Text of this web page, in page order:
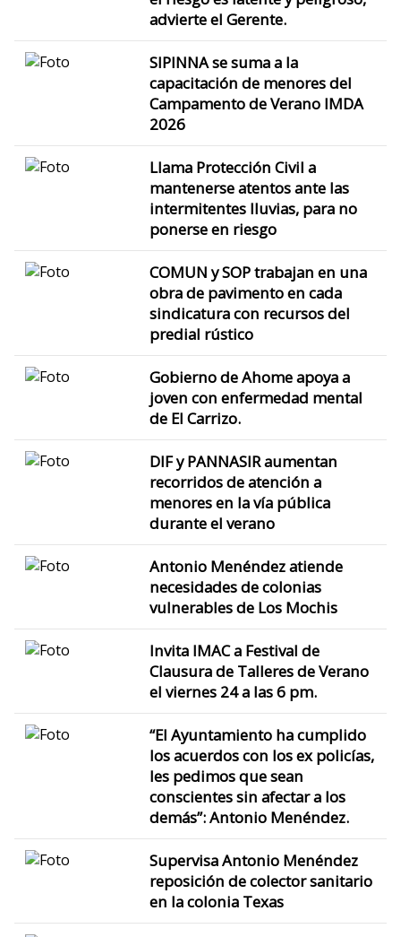
advierte el Gerente.
SIPINNA se suma a la
capacitación de menores del
Campamento de Verano IMDA
2026
Llama Protección Civil a
mantenerse atentos ante las
intermitentes lluvias, para no
ponerse en riesgo
COMUN y SOP trabajan en una
obra de pavimento en cada
sindicatura con recursos del
predial rústico
Gobierno de Ahome apoya a
joven con enfermedad mental
de El Carrizo.
DIF y PANNASIR aumentan
recorridos de atención a
menores en la vía pública
durante el verano
Antonio Menéndez atiende
necesidades de colonias
vulnerables de Los Mochis
Invita IMAC a Festival de
Clausura de Talleres de Verano
el viernes 24 a las 6 pm.
“El Ayuntamiento ha cumplido
los acuerdos con los ex policías,
les pedimos que sean
conscientes sin afectar a los
demás”: Antonio Menéndez.
Supervisa Antonio Menéndez
reposición de colector sanitario
en la colonia Texas